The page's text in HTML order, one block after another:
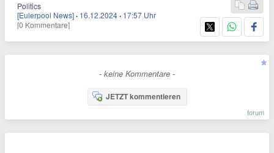
Politics
[Eulerpool News] · 16.12.2024 · 17:57 Uhr
[0 Kommentare]
- keine Kommentare -
JETZT kommentieren
forum